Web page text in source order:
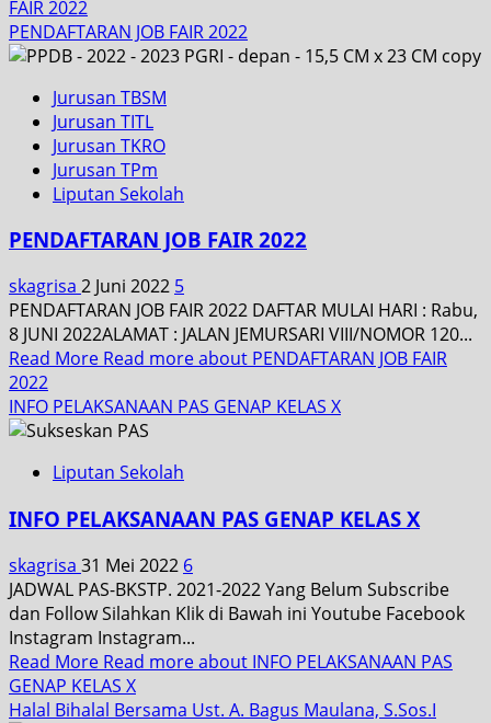
FAIR 2022
PENDAFTARAN JOB FAIR 2022
Jurusan TBSM
Jurusan TITL
Jurusan TKRO
Jurusan TPm
Liputan Sekolah
PENDAFTARAN JOB FAIR 2022
skagrisa 2 Juni 2022 5
PENDAFTARAN JOB FAIR 2022 DAFTAR MULAI HARI : Rabu,
8 JUNI 2022ALAMAT : JALAN JEMURSARI VIII/NOMOR 120...
Read More Read more about PENDAFTARAN JOB FAIR
2022
INFO PELAKSANAAN PAS GENAP KELAS X
Liputan Sekolah
INFO PELAKSANAAN PAS GENAP KELAS X
skagrisa 31 Mei 2022 6
JADWAL PAS-BKSTP. 2021-2022 Yang Belum Subscribe
dan Follow Silahkan Klik di Bawah ini Youtube Facebook
Instagram Instagram...
Read More Read more about INFO PELAKSANAAN PAS
GENAP KELAS X
Halal Bihalal Bersama Ust. A. Bagus Maulana, S.Sos.I